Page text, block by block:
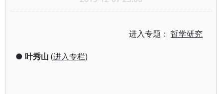
进入专题：哲学研究
● 叶秀山 (进入专栏)